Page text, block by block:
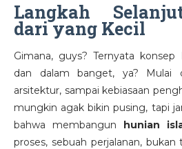
Langkah
dari yang Kecil
Gimana, guys? Ternyata konsep
dan dalam banget, ya? Mulai
arsitektur, sampai kebiasaan
mungkin agak bikin pusing, tapi
bahwa membangun hunian
proses, sebuah perjalanan,